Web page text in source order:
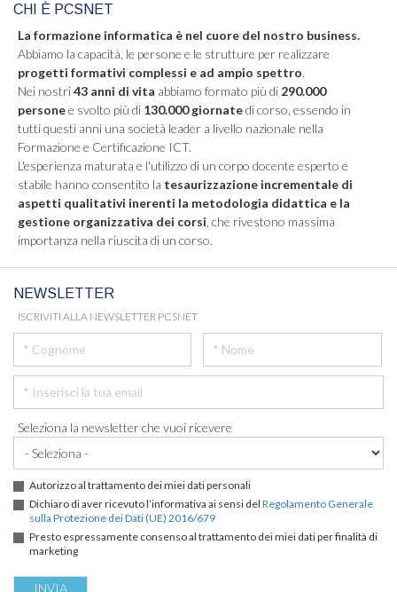
CHI È PCSNET
La formazione informatica è nel cuore del nostro business.
Abbiamo la capacità, le persone e le strutture per realizzare
progetti formativi complessi e ad ampio spettro.
Nei nostri43 anni di vita abbiamo formato più di 290.000
personee svolto più di 130.000 giornatedi corso, essendo in
tutti questi anni una società leader a livello nazionale nella
Formazione e Certificazione ICT.
L'esperienza maturata e l'utilizzo di un corpo docente esperto e
stabile hanno consentito la tesaurizzazione incrementale di
aspetti qualitativi inerenti la metodologia didattica e la
gestione organizzativa dei corsi , che rivestono massima
importanza nella riuscita di un corso.
NEWSLETTER
ISCRIVITI ALLA NEWSLETTER PCSNET
Seleziona la newsletter che vuoi ricevere
Autorizzo al trattamento dei miei dati personali
Dichiaro di aver ricevuto l’informativa ai sensi del Regolamento Generale
sulla Protezione dei Dati (UE) 2016/679
Presto espressamente consenso al trattamento dei miei dati per finalità di
marketing